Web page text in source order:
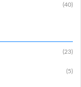
(40)
(23)
(5)